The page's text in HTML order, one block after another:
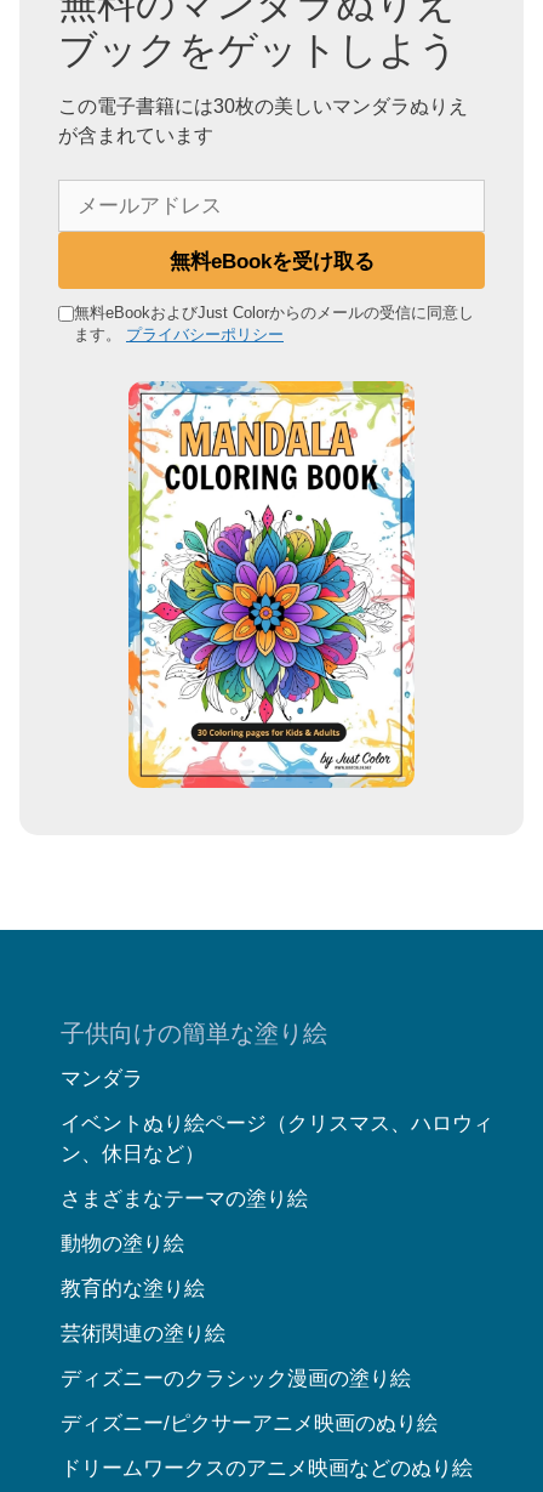
ブックをゲットしよう
この電子書籍には30枚の美しいマンダラぬりえ
が含まれています
ド
無料eBookを受け取る
無料eBookおよびJust Colorからのメールの受信に同意し
ます。 プライバシーポリシー
子供向けの簡単な塗り絵
マンダラ
イベントぬり絵ページ（クリスマス、ハロウィ
ン、休日など）
さまざまなテーマの塗り絵
動物の塗り絵
教育的な塗り絵
芸術関連の塗り絵
ディズニーのクラシック漫画の塗り絵
ディズニー/ピクサーアニメ映画のぬり絵
ドリームワークスのアニメ映画などのぬり絵